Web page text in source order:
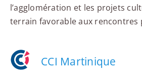
l’agglomération et les projets
terrain favorable aux rencontres
CCI Martinique